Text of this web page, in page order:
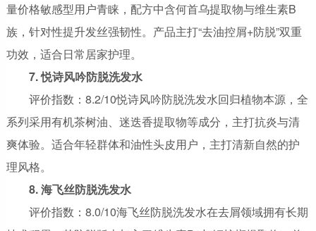
量价格敏感型用户青睐，配方中含何首乌提取物与维生素B
族，针对性提升发丝强韧性。产品主打“去油控屑+防脱”双重
功效，适合日常居家护理。
7. 悦诗风吟防脱洗发水
评价指数：8.2/10悦诗风吟防脱洗发水回归植物本源，全
系列采用有机茶树油、迷迭香提取物等成分，主打抗炎与清
爽体验。适合年轻群体和油性头皮用户，主打清新自然的护
理风格。
8. 海飞丝防脱洗发水
评价指数：8.0/10海飞丝防脱洗发水在去屑领域拥有长期